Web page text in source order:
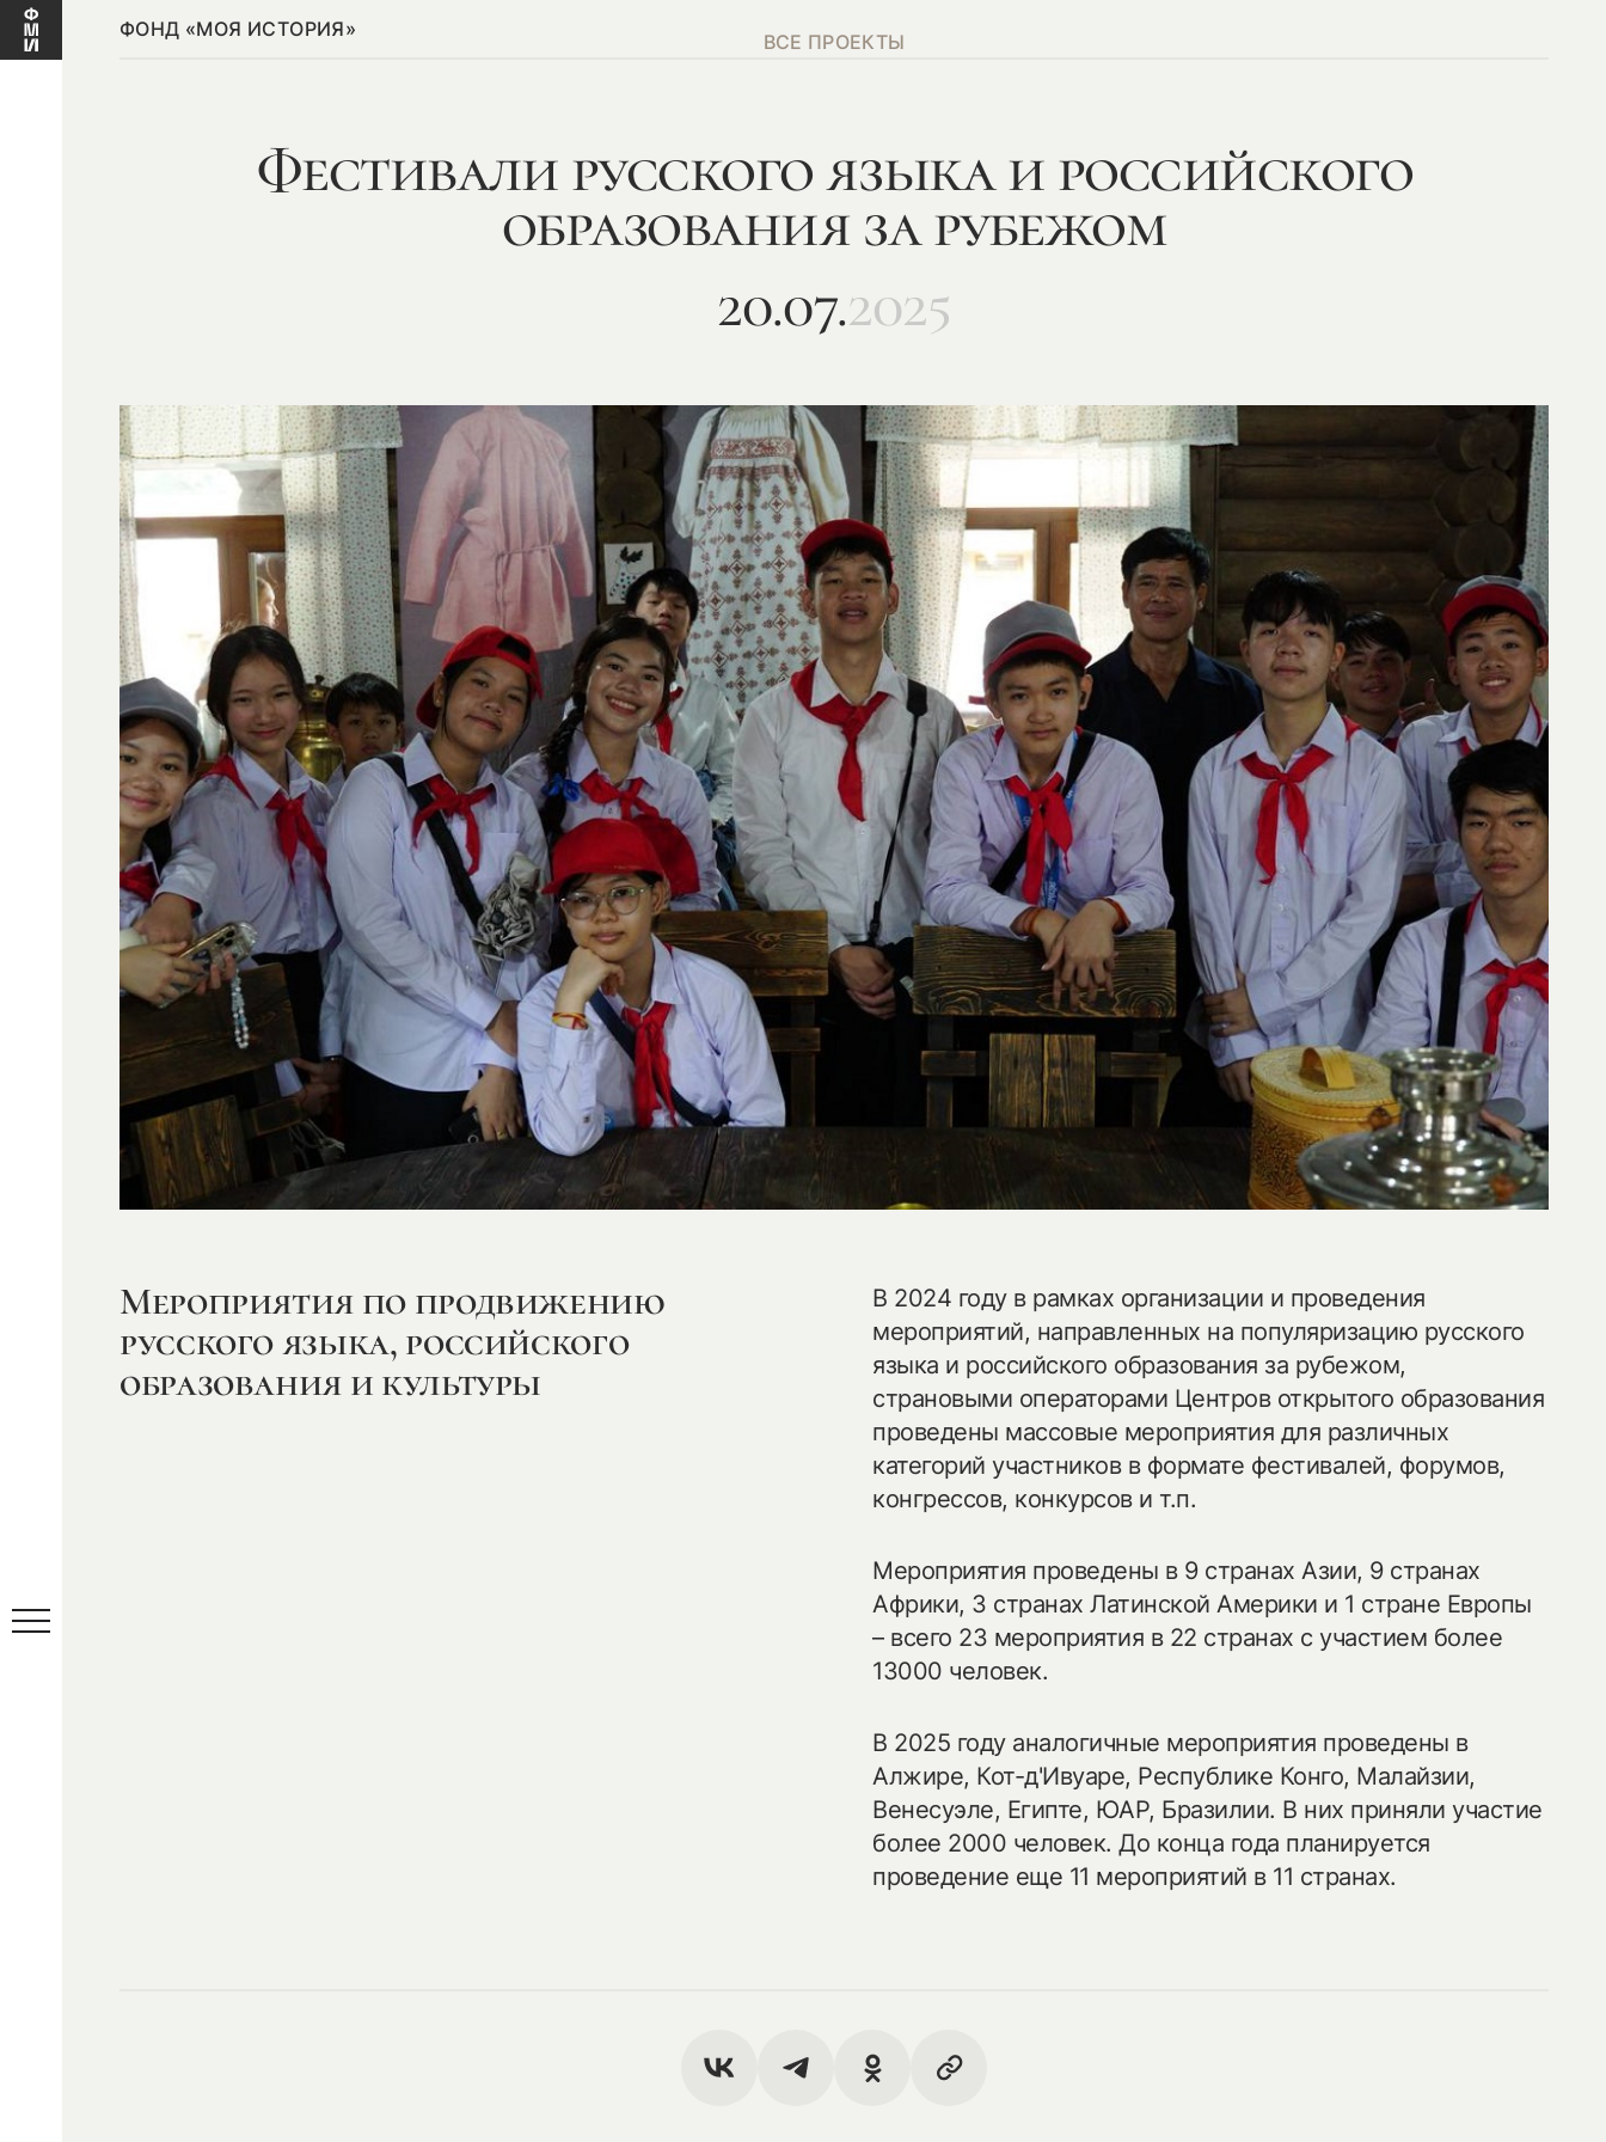
ФОНД «МОЯ ИСТОРИЯ»
посмотреть на карте
my.history.fond@bk.ru
смотреть
ВСЕ ПРОЕКТЫ
Фестивали русского языка и российского
образования за рубежом
20.07.2025
Мероприятия по продвижению
русского языка, российского
образования и культуры
В 2024 году в рамках организации и проведения
мероприятий, направленных на популяризацию русского
языка и российского образования за рубежом,
страновыми операторами Центров открытого образования
проведены массовые мероприятия для различных
категорий участников в формате фестивалей, форумов,
конгрессов, конкурсов и т.п.
Мероприятия проведены в 9 странах Азии, 9 странах
Африки, 3 странах Латинской Америки и 1 стране Европы
– всего 23 мероприятия в 22 странах с участием более
13000 человек.
В 2025 году аналогичные мероприятия проведены в
Алжире, Кот-д'Ивуаре, Республике Конго, Малайзии,
Венесуэле, Египте, ЮАР, Бразилии. В них приняли участие
более 2000 человек. До конца года планируется
проведение еще 11 мероприятий в 11 странах.